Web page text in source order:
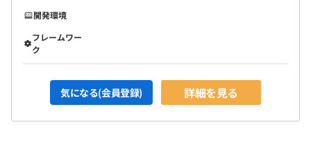
開発環境
フレームワー
ク
気になる(会員登録) 詳細を見る